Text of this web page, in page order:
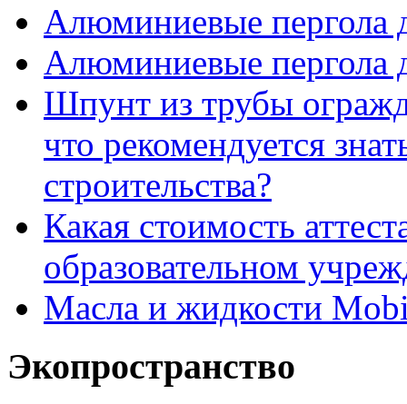
Алюминиевые пергола
Алюминиевые пергола
Шпунт из трубы
что рекомендуется
строительства?
Какая стоимость
образовательном
Масла и жидкости
Экопространство